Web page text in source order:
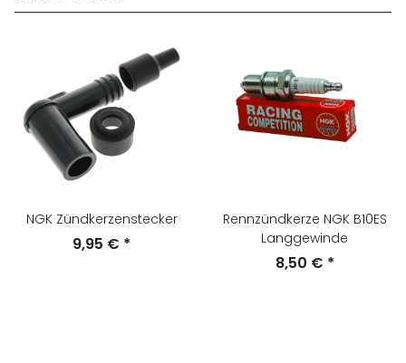
NGK Zündkerzenstecker
9,95 € *
Rennzündkerze NGK B10ES
Langgewinde
8,50 € *